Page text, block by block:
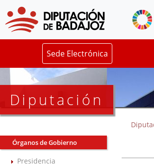
Sede Electrónica
Diputación
Órganos de Gobierno
Presidencia